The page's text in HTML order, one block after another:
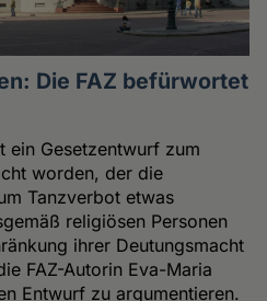
Die FAZ befürwortet
ein Gesetzentwurf zum
worden, der die
Tanzverbot etwas
religiösen Personen
ihrer Deutungsmacht
FAZ-Autorin Eva-Maria
Entwurf zu argumentieren.